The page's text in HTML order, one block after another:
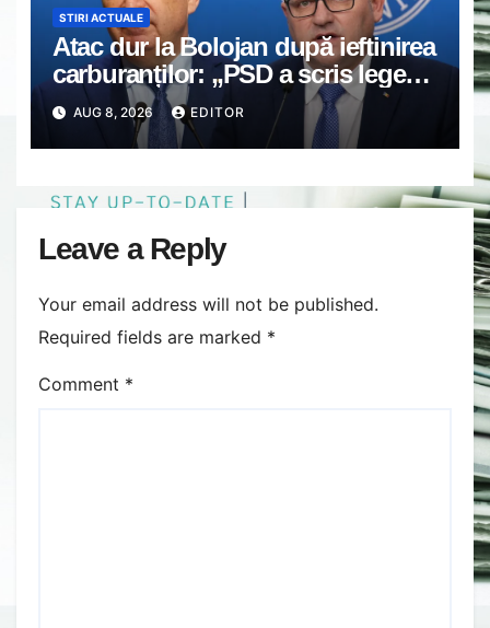
STIRI ACTUALE
Atac dur la Bolojan după ieftinirea
carburanților: „PSD a scris legea.
Dumneavoastră ați scris discursul
de după”
AUG 8, 2026 EDITOR
Leave a Reply
Your email address will not be published.
Required fields are marked *
Comment *